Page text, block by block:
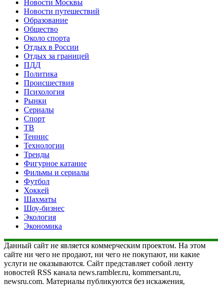
Новости Москвы
Новости путешествий
Образование
Общество
Около спорта
Отдых в России
Отдых за границей
ПДД
Политика
Происшествия
Психология
Рынки
Сериалы
Спорт
ТВ
Теннис
Технологии
Тренды
Фигурное катание
Фильмы и сериалы
Футбол
Хоккей
Шахматы
Шоу-бизнес
Экология
Экономика
Данный сайт не является коммерческим проектом. На этом
сайте ни чего не продают, ни чего не покупают, ни какие
услуги не оказываются. Сайт представляет собой ленту
новостей RSS канала news.rambler.ru, kommersant.ru,
newsru.com. Материалы публикуются без искажения,